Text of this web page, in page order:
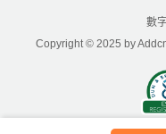
數
Copyright © 2025 by